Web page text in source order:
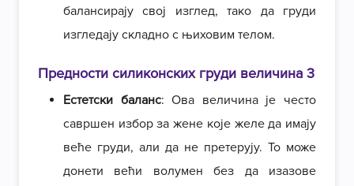
балансирају свој изглед, тако да груди
изгледају складно с њиховим телом.
Предности силиконских груди величина 3
Естетски баланс: Ова величина је често
савршен избор за жене које желе да имају
веће груди, али да не претерују. То може
донети већи волумен без да изазове